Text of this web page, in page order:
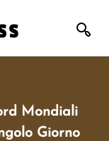
Mondiali
Giorno